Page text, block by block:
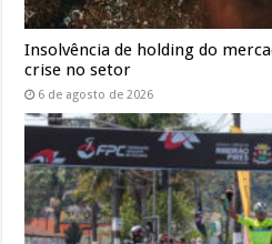
Insolvência de holding do
crise no setor
6 de agosto de 2026